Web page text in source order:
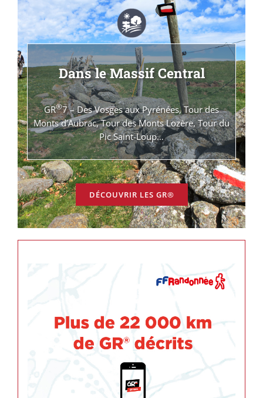
Dans le Massif Central
GR®7 – Des Vosges aux Pyrénées, Tour des
Monts d’Aubrac, Tour des Monts Lozère, Tour du
Pic Saint-Loup…
DÉCOUVRIR LES GR®